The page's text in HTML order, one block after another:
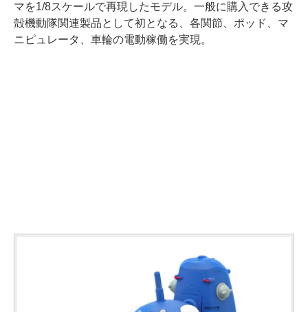
マを1/8スケールで再現したモデル。一般に購入できる攻
殻機動隊関連製品として初となる、各関節、ポッド、マ
ニピュレータ、車輪の電動稼働を実現。